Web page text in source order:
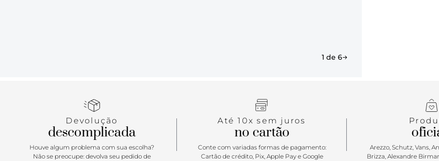
1 de 6
Devolução
descomplicada
Houve algum problema com sua escolha?
Não se preocupe: devolva seu pedido de
Até 10x sem juros
no cartão
Conte com variadas formas de pagamento:
Cartão de crédito, Pix, Apple Pay e Google
Arezzo, Schutz, Vans,
Brizza, Alexandre